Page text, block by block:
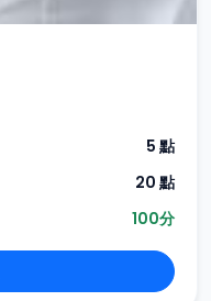
5 點
20 點
100分